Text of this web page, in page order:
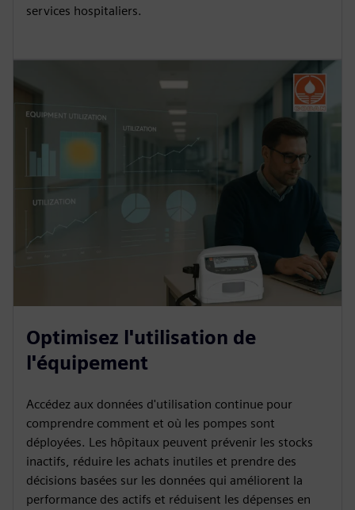
services hospitaliers.
Optimisez l'utilisation de
l'équipement
Accédez aux données d'utilisation continue pour
comprendre comment et où les pompes sont
déployées. Les hôpitaux peuvent prévenir les stocks
inactifs, réduire les achats inutiles et prendre des
décisions basées sur les données qui améliorent la
performance des actifs et réduisent les dépenses en